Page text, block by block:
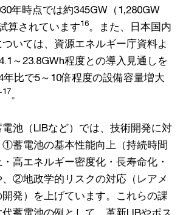
年時点では約345GW（1,280GW
算されています16。また、日本国内
いては、資源エネルギー庁資料よ
～23.8GWh程度との導入見通しを
比で5～10倍程度の設備容量増大
17。
池（LIBなど）では、技術開発に対
蓄電池の基本性能向上（持続時間
高エネルギー密度化・長寿命化・
②地政学的リスクの対応（レアメ
発）を上げています。これらの課